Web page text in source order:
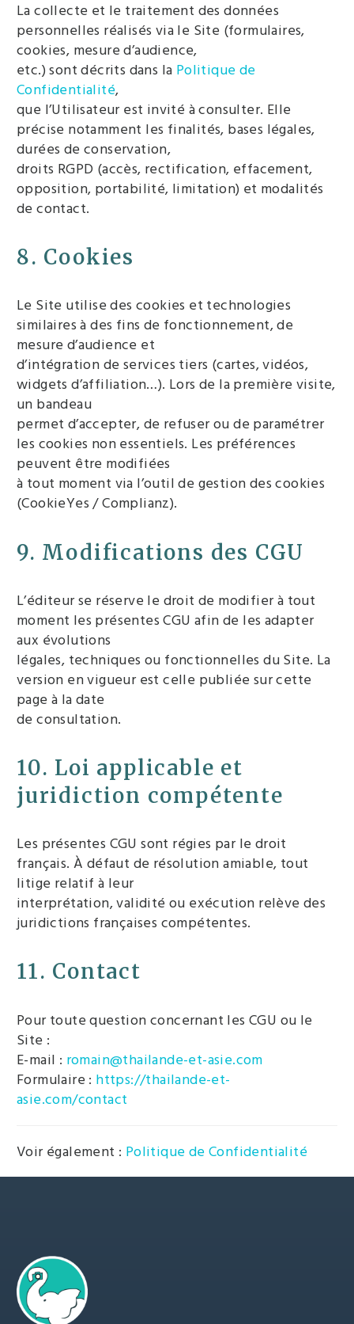
La collecte et le traitement des données
personnelles réalisés via le Site (formulaires,
cookies, mesure d’audience,
etc.) sont décrits dans la Politique de
Confidentialité,
que l’Utilisateur est invité à consulter. Elle
précise notamment les finalités, bases légales,
durées de conservation,
droits RGPD (accès, rectification, effacement,
opposition, portabilité, limitation) et modalités
de contact.
8. Cookies
Le Site utilise des cookies et technologies
similaires à des fins de fonctionnement, de
mesure d’audience et
d’intégration de services tiers (cartes, vidéos,
widgets d’affiliation…). Lors de la première visite,
un bandeau
permet d’accepter, de refuser ou de paramétrer
les cookies non essentiels. Les préférences
peuvent être modifiées
à tout moment via l’outil de gestion des cookies
(CookieYes / Complianz).
9. Modifications des CGU
L’éditeur se réserve le droit de modifier à tout
moment les présentes CGU afin de les adapter
aux évolutions
légales, techniques ou fonctionnelles du Site. La
version en vigueur est celle publiée sur cette
page à la date
de consultation.
10. Loi applicable et
juridiction compétente
Les présentes CGU sont régies par le droit
français. À défaut de résolution amiable, tout
litige relatif à leur
interprétation, validité ou exécution relève des
juridictions françaises compétentes.
11. Contact
Pour toute question concernant les CGU ou le
Site :
E-mail : romain@thailande-et-asie.com
Formulaire : https://thailande-et-
asie.com/contact
Voir également : Politique de Confidentialité